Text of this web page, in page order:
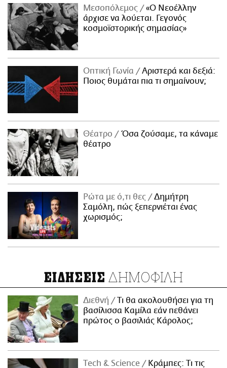
Μεσοπόλεμος
«Ο Νεοέλλην
άρχισε να λούεται. Γεγονός
κοσμοϊστορικής σημασίας»
Οπτική Γωνία
Αριστερά και δεξιά:
Ποιος θυμάται πια τι σημαίνουν;
Θέατρο
Όσα ζούσαμε, τα κάναμε
θέατρο
Ρώτα με ό,τι θες
Δημήτρη
Σαμόλη, πώς ξεπερνιέται ένας
χωρισμός;
ΕΙΔΗΣΕΙΣ ΔΗΜΟΦΙΛΗ
Διεθνή
Τι θα ακολουθήσει για τη
βασίλισσα Καμίλα εάν πεθάνει
πρώτος ο βασιλιάς Κάρολος;
Τech & Science Κράμπες: Τι τις